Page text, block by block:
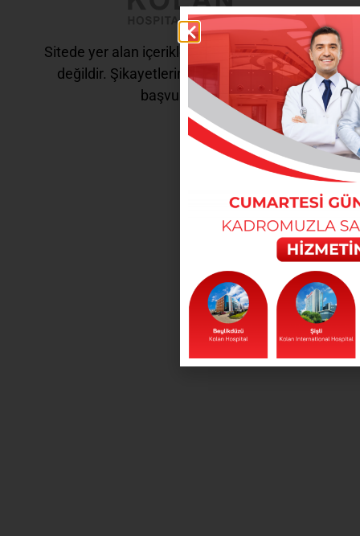
Sitede yer alan içerikler tanı ve tedavi amaçlı
değildir. Şikayetleriniz için doktorunuza
başvurunuz.